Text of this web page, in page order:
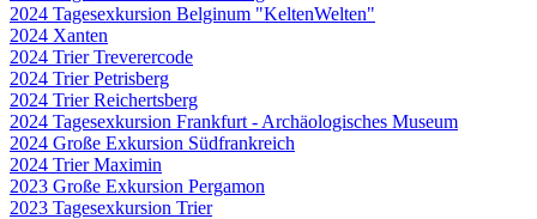
2024 Tagesexkursion Belginum "KeltenWelten"
2024 Xanten
2024 Trier Treverercode
2024 Trier Petrisberg
2024 Trier Reichertsberg
2024 Tagesexkursion Frankfurt - Archäologisches Museum
2024 Große Exkursion Südfrankreich
2024 Trier Maximin
2023 Große Exkursion Pergamon
2023 Tagesexkursion Trier